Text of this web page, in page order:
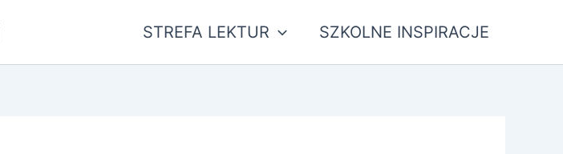
STREFA LEKTUR SZKOLNE INSPIRACJE